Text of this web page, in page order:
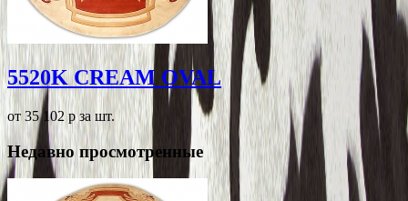
5520K CREAM OVAL
от 35 102 pза шт.
Недавно просмотренные